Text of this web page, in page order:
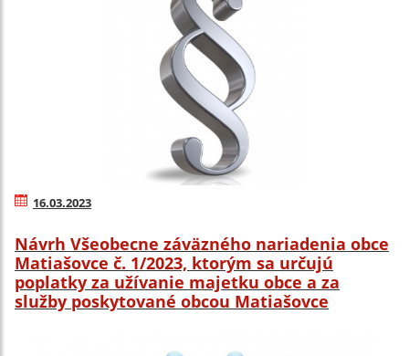
16.03.2023
Návrh Všeobecne záväzného nariadenia obce
Matiašovce č. 1/2023, ktorým sa určujú
poplatky za užívanie majetku obce a za
služby poskytované obcou Matiašovce